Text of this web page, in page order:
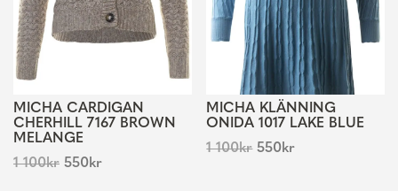
MICHA CARDIGAN
CHERHILL 7167 BROWN
MELANGE
1 100kr 550kr
MICHA KLÄNNING
ONIDA 1017 LAKE BLUE
1 100kr 550kr